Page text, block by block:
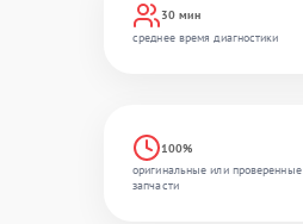
30 мин
среднее время диагностики
100%
оригинальные или проверенные
запчасти